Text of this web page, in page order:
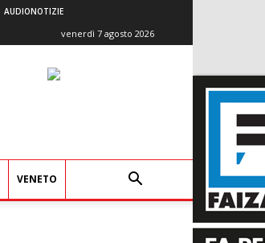
AUDIONOTIZIE
venerdì 7 agosto 2026
VENETO